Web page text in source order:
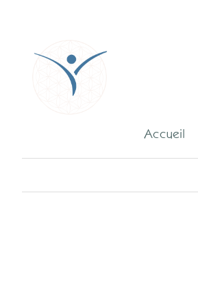
Accueil